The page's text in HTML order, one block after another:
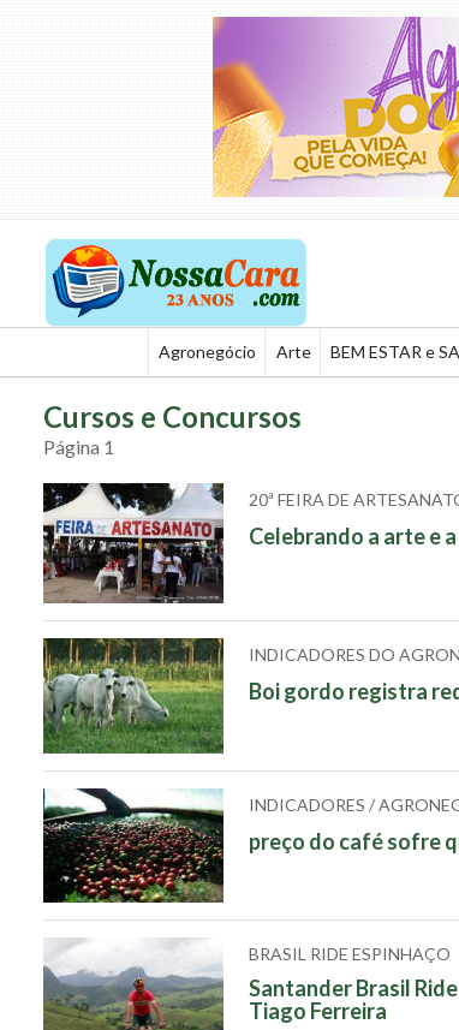
Agronegócio Arte BEM ESTAR e
Cursos e Concursos
Página 1
20ª FEIRA DE
Celebrando a arte e
INDICADORES DO
Boi gordo registra
INDICADORES /
preço do café sofre
BRASIL RIDE ESPINHAÇO
Santander Brasil
Tiago Ferreira